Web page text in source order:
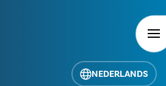
NEDERLANDS